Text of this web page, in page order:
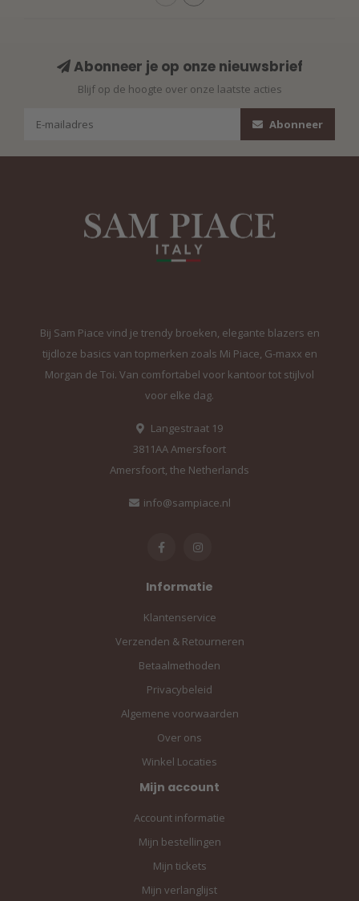
Abonneer je op onze nieuwsbrief
Blijf op de hoogte over onze laatste acties
Abonneer
Bij Sam Piace vind je trendy broeken, elegante blazers en
tijdloze basics van topmerken zoals Mi Piace, G-maxx en
Morgan de Toi. Van comfortabel voor kantoor tot stijlvol
voor elke dag.
Langestraat 19
3811AA Amersfoort
Amersfoort, the Netherlands
info@sampiace.nl
Informatie
Klantenservice
Verzenden & Retourneren
Betaalmethoden
Privacybeleid
Algemene voorwaarden
Over ons
Winkel Locaties
Mijn account
Account informatie
Mijn bestellingen
Mijn tickets
Mijn verlanglijst